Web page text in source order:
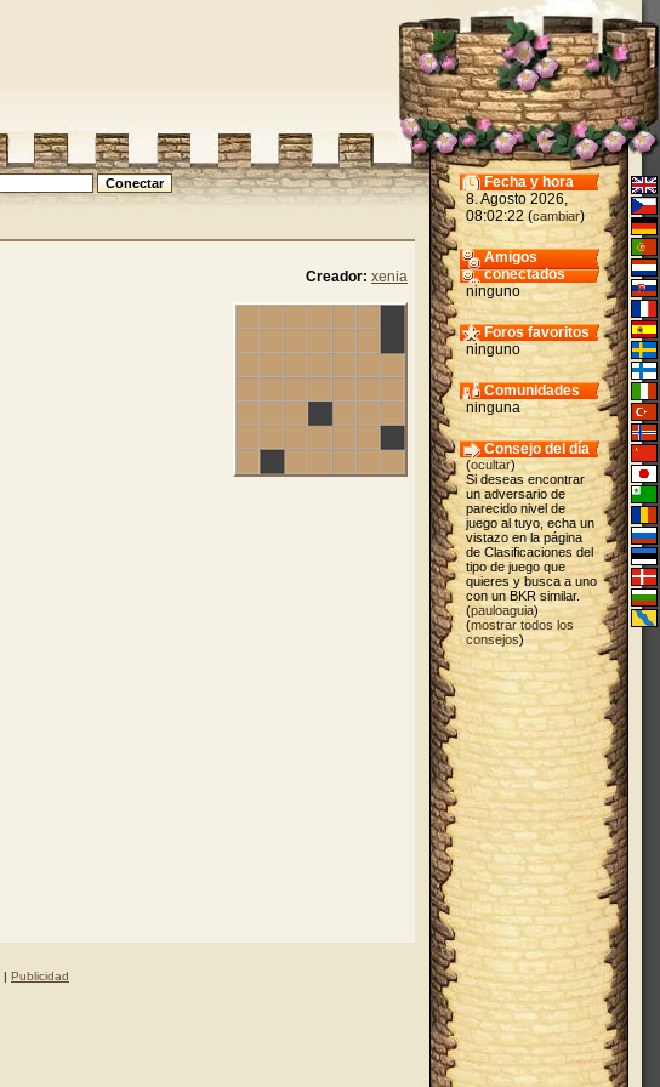
Creador: xenia
| Publicidad
Fecha y hora
8. Agosto 2026,
08:02:22 (cambiar)
Amigos
conectados
ninguno
Foros favoritos
ninguno
Comunidades
ninguna
Consejo del día
(ocultar)
Si deseas encontrar
un adversario de
parecido nivel de
juego al tuyo, echa un
vistazo en la página
de Clasificaciones del
tipo de juego que
quieres y busca a uno
con un BKR similar.
(pauloaguia)
(mostrar todos los
consejos)